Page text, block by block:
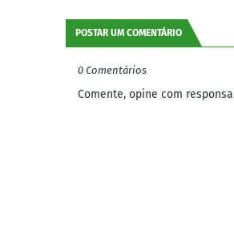
POSTAR UM COMENTÁRIO
0 Comentários
Comente, opine com